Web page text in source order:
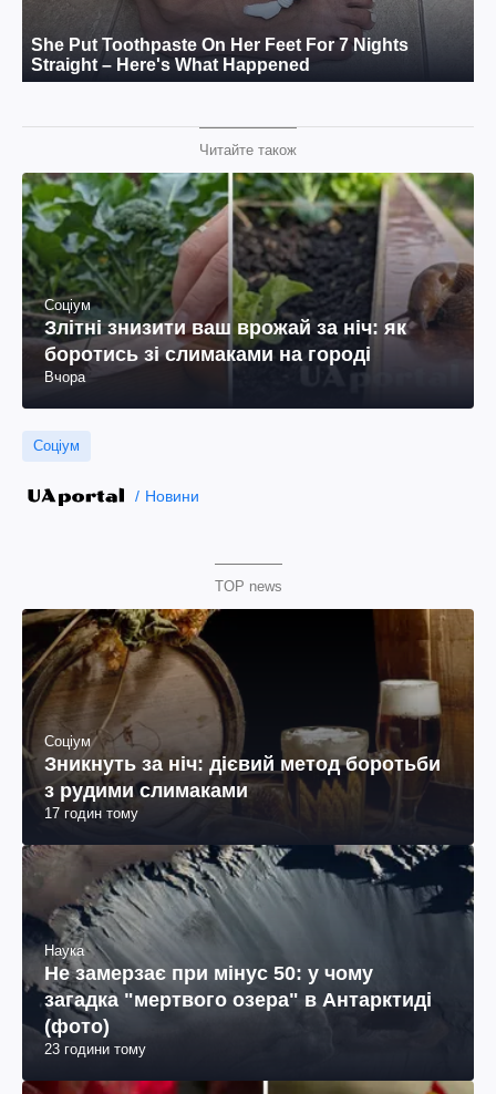
Читайте також
Соціум
Злітні знизити ваш врожай за ніч: як
боротись зі слимаками на городі
Вчора
Соціум
Новини
TOP news
Соціум
Зникнуть за ніч: дієвий метод боротьби
з рудими слимаками
17 годин тому
Наука
Не замерзає при мінус 50: у чому
загадка "мертвого озера" в Антарктиді
(фото)
23 години тому